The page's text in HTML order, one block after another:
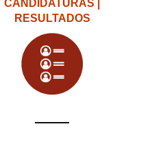
CANDIDATURAS |
RESULTADOS